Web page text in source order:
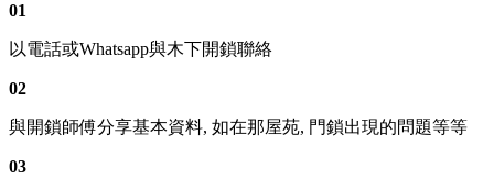
01
以電話或Whatsapp與木下開鎖聯絡
02
與開鎖師傅分享基本資料, 如在那屋苑, 門鎖出現的問題等等
03